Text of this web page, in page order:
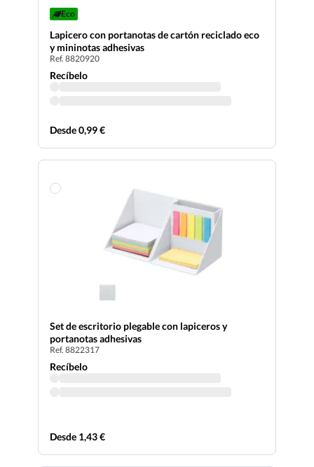
Eco
Lapicero con portanotas de cartón reciclado eco
y mininotas adhesivas
Ref. 8820920
Recíbelo
Desde 0,99 €
Set de escritorio plegable con lapiceros y
portanotas adhesivas
Ref. 8822317
Recíbelo
Desde 1,43 €